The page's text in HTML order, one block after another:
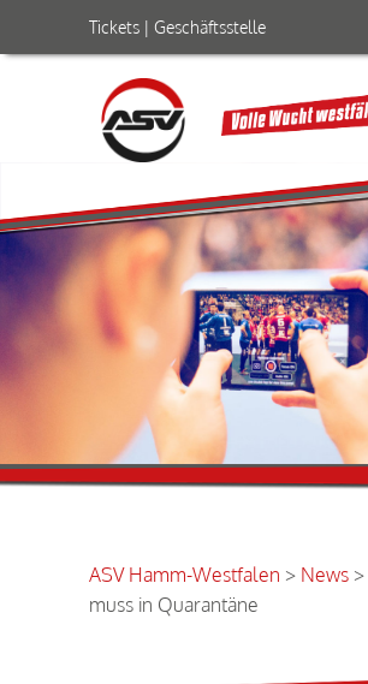
Tickets | Geschäftsstelle
ASV Hamm-Westfalen > News >
muss in Quarantäne